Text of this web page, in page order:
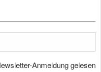
Anmeldung gelesen